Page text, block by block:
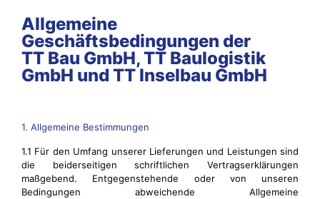
Allgemeine
Geschäftsbedingungen der
TT Bau GmbH, TT Baulogistik
GmbH und TT Inselbau GmbH
1. Allgemeine Bestimmungen
1.1 Für den Umfang unserer Lieferungen und Leistungen sind
die beiderseitigen schriftlichen Vertragserklärungen
maßgebend. Entgegenstehende oder von unseren
Bedingungen abweichende Allgemeine